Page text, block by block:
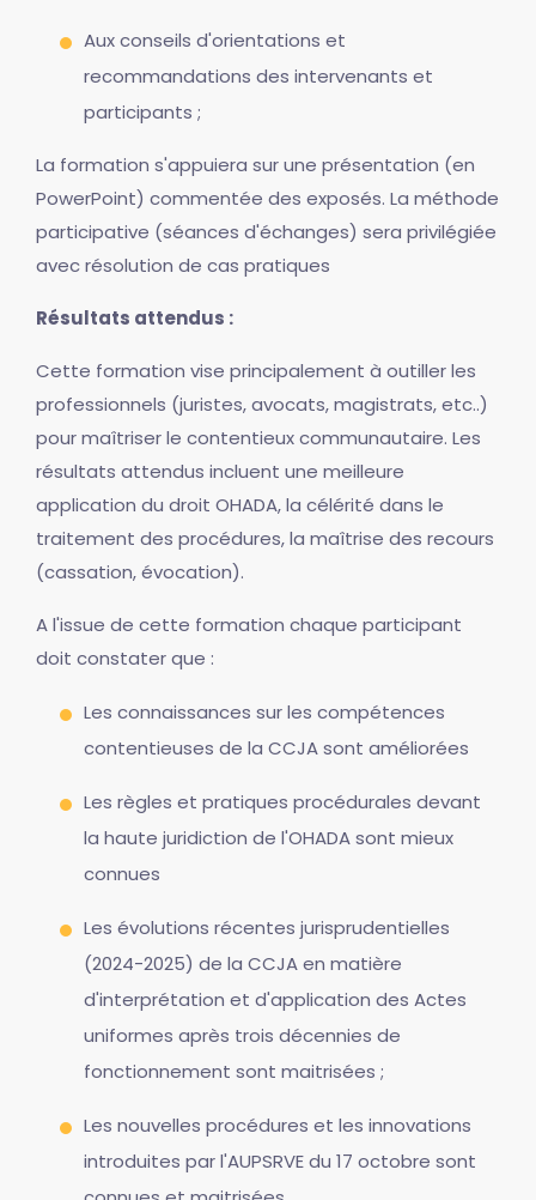
Aux conseils d'orientations et
recommandations des intervenants et
participants ;
La formation s'appuiera sur une présentation (en
PowerPoint) commentée des exposés. La méthode
participative (séances d'échanges) sera privilégiée
avec résolution de cas pratiques
Résultats attendus :
Cette formation vise principalement à outiller les
professionnels (juristes, avocats, magistrats, etc..)
pour maîtriser le contentieux communautaire. Les
résultats attendus incluent une meilleure
application du droit OHADA, la célérité dans le
traitement des procédures, la maîtrise des recours
(cassation, évocation).
A l'issue de cette formation chaque participant
doit constater que :
Les connaissances sur les compétences
contentieuses de la CCJA sont améliorées
Les règles et pratiques procédurales devant
la haute juridiction de l'OHADA sont mieux
connues
Les évolutions récentes jurisprudentielles
(2024-2025) de la CCJA en matière
d'interprétation et d'application des Actes
uniformes après trois décennies de
fonctionnement sont maitrisées ;
Les nouvelles procédures et les innovations
introduites par l'AUPSRVE du 17 octobre sont